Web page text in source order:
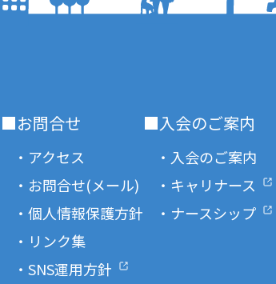
■お問合せ
・アクセス
・お問合せ(メール)
・個人情報保護方針
・リンク集
・SNS運用方針
■入会のご案内
・入会のご案内
・キャリナース
・ナースシップ